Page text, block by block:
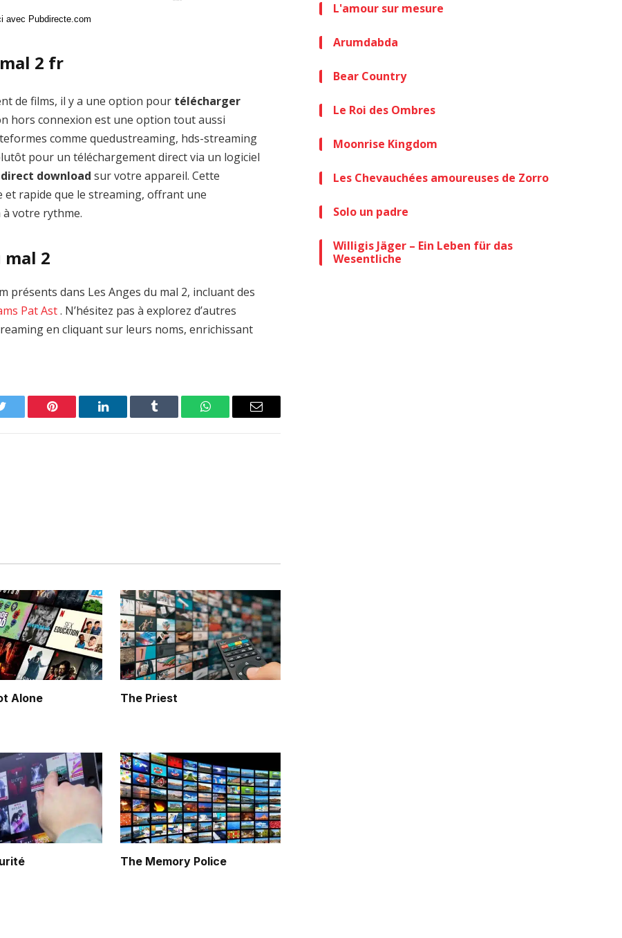
avec Pubdirecte.com
2 fr
de films, il y a une option pour télécharger
hors connexion est une option tout aussi
comme quedustreaming, hds-streaming
pour un téléchargement direct via un logiciel
direct download sur votre appareil. Cette
et rapide que le streaming, offrant une
votre rythme.
mal 2
présents dans Les Anges du mal 2, incluant des
Pat Ast. N’hésitez pas à explorez d’autres
en cliquant sur leurs noms, enrichissant
Twitter Pinterest LinkedIn Tumblr WhatsAppEmail
Alone The Priest
The Memory Police
L'amour sur mesure
Arumdabda
Bear Country
Le Roi des Ombres
Moonrise Kingdom
Les Chevauchées amoureuses de Zorro
Solo un padre
Willigis Jäger – Ein Leben für das
Wesentliche